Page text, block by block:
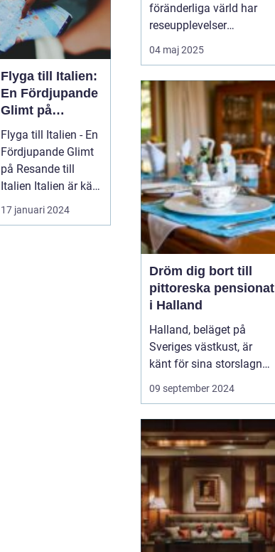
Flyga till Italien:
En Fördjupande
Glimt på
Resande till
Italien
Flyga till Italien - En
Fördjupande Glimt
på Resande till
Italien Italien är känt
för sina fantasti...
17 januari 2024
föränderliga värld har
reseupplevelser
utvecklats långt bortom
traditionella sightseeing-
i popularitet är
temaresor, där resenärer
dyker djupare in i
specifika intress...
04 maj 2025
Dröm dig bort till
pittoreska pensionat
i Halland
Halland, beläget på
Sveriges västkust, är
känt för sina storslagna
stränder, djupa skogar
och rika kulturarv. Det är
erbjuder både
avkoppling och äventyr,
vilket gör det till...
09 september 2024